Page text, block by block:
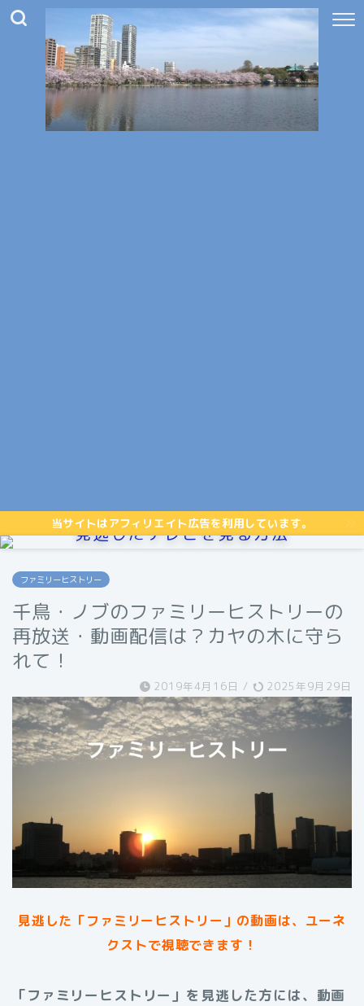
当サイトはアフィリエイト広告を利用しています。
見逃したテレビを見る方法
ファミリーヒストリー
千鳥・ノブのファミリーヒストリーの
再放送・動画配信は？カヤの木に守ら
れて！
2019年4月16日 / 2025年9月29日
見逃した「ファミリーヒストリー」の動画は、ユーネ
クストで視聴できます！
「ファミリーヒストリー」を見逃した方には、動画